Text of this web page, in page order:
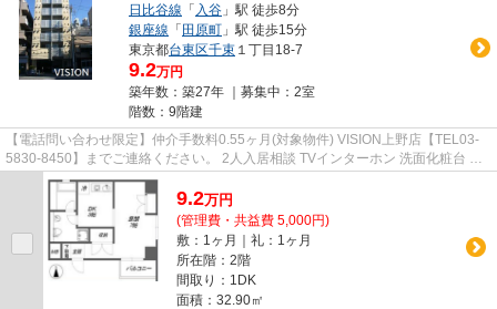
日比谷線 「 入谷 」駅 徒歩8分
銀座線 「田原町 」駅 徒歩15分
東京都台東区千束 １丁目18-7
9.2万円
築年数：築27年 ｜募集中： 2室
階数：9階建
【電話問い合わせ限定】仲介手数料0.55ヶ月(対象物件) VISION上野店【TEL03-
5830-8450】までご連絡ください。 2人入居相談 TVインターホン 洗面化粧台 ネ
ット専用回線 3駅以上利用可
9.2万円
(管理費・共益費 5,000円)
敷：1ヶ月｜礼：1ヶ月
所在階：2階
間取り：1DK
面積：32.90㎡